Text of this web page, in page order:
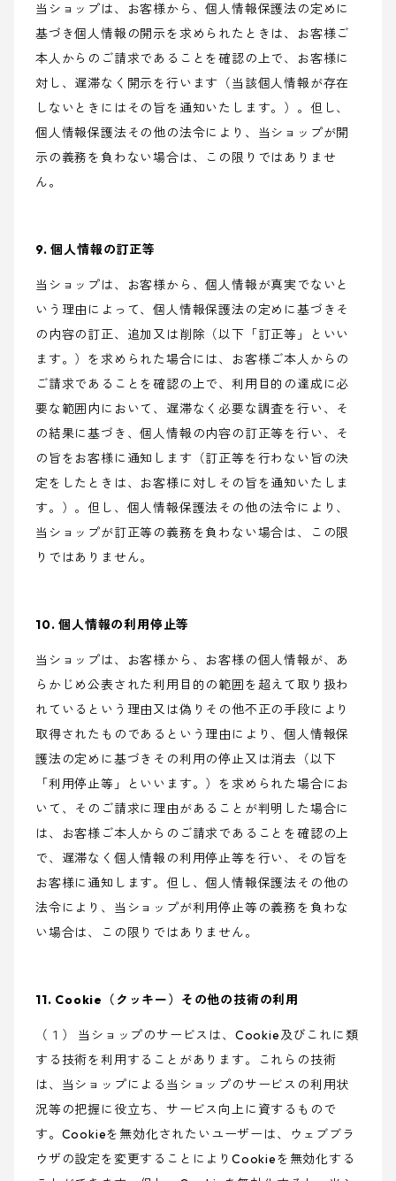
当ショップは、お客様から、個人情報保護法の定めに
基づき個人情報の開示を求められたときは、お客様ご
本人からのご請求であることを確認の上で、お客様に
対し、遅滞なく開示を行います（当該個人情報が存在
しないときにはその旨を通知いたします。）。但し、
個人情報保護法その他の法令により、当ショップが開
示の義務を負わない場合は、この限りではありませ
ん。
9. 個人情報の訂正等
当ショップは、お客様から、個人情報が真実でないと
いう理由によって、個人情報保護法の定めに基づきそ
の内容の訂正、追加又は削除（以下「訂正等」といい
ます。）を求められた場合には、お客様ご本人からの
ご請求であることを確認の上で、利用目的の達成に必
要な範囲内において、遅滞なく必要な調査を行い、そ
の結果に基づき、個人情報の内容の訂正等を行い、そ
の旨をお客様に通知します（訂正等を行わない旨の決
定をしたときは、お客様に対しその旨を通知いたしま
す。）。但し、個人情報保護法その他の法令により、
当ショップが訂正等の義務を負わない場合は、この限
りではありません。
10. 個人情報の利用停止等
当ショップは、お客様から、お客様の個人情報が、あ
らかじめ公表された利用目的の範囲を超えて取り扱わ
れているという理由又は偽りその他不正の手段により
取得されたものであるという理由により、個人情報保
護法の定めに基づきその利用の停止又は消去（以下
「利用停止等」といいます。）を求められた場合にお
いて、そのご請求に理由があることが判明した場合に
は、お客様ご本人からのご請求であることを確認の上
で、遅滞なく個人情報の利用停止等を行い、その旨を
お客様に通知します。但し、個人情報保護法その他の
法令により、当ショップが利用停止等の義務を負わな
い場合は、この限りではありません。
11. Cookie（クッキー）その他の技術の利用
（１） 当ショップのサービスは、Cookie及びこれに類
する技術を利用することがあります。これらの技術
は、当ショップによる当ショップのサービスの利用状
況等の把握に役立ち、サービス向上に資するもので
す。Cookieを無効化されたいユーザーは、ウェブブラ
ウザの設定を変更することによりCookieを無効化する